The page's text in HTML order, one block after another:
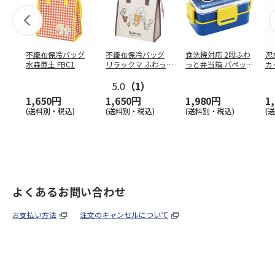
不織布保冷バッグ
水森亜土 FBC1
1,650円
(送料別・税込)
不織布保冷バッグ
リラックマ ふわっ
5.0 （1）
1,650円
(送料別・税込)
食洗機対応 2段ふわ
っと弁当箱 パペッ
1,980円
(送料別・税込)
カ
(
よくあるお問い合わせ
お支払い方法 注文のキャンセルについて